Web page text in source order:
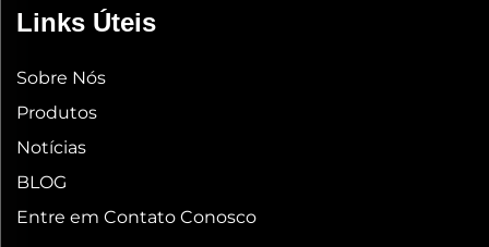
Links Úteis
Sobre Nós
Produtos
Notícias
BLOG
Entre em Contato Conosco